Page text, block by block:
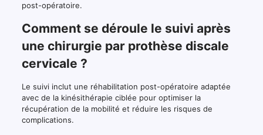
post-opératoire.
Comment se déroule le suivi après
une chirurgie par prothèse discale
cervicale ?
Le suivi inclut une réhabilitation post-opératoire adaptée
avec de la kinésithérapie ciblée pour optimiser la
récupération de la mobilité et réduire les risques de
complications.